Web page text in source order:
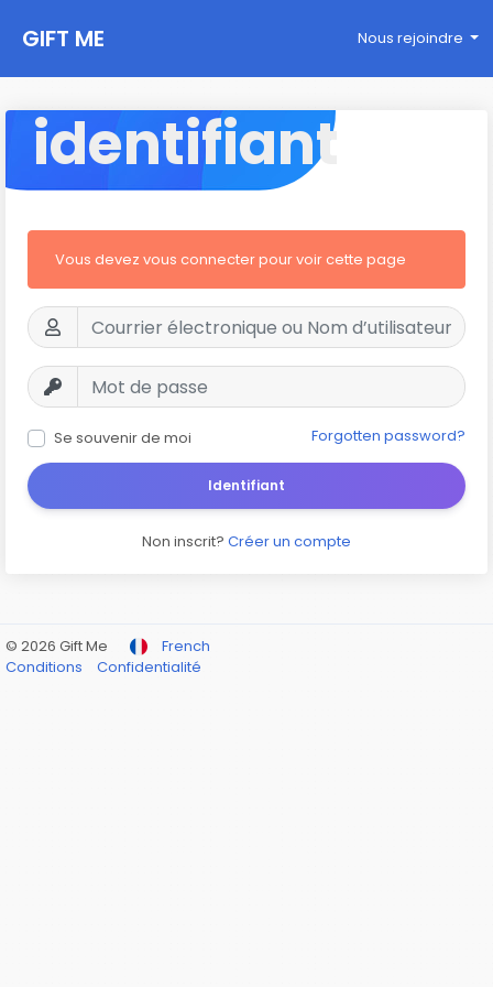
GIFT ME Nous rejoindre
identifiant
Vous devez vous connecter pour voir cette page
Se souvenir de moi Forgotten password?
Identifiant
Non inscrit? Créer un compte
© 2026 Gift Me
French
Conditions
Confidentialité